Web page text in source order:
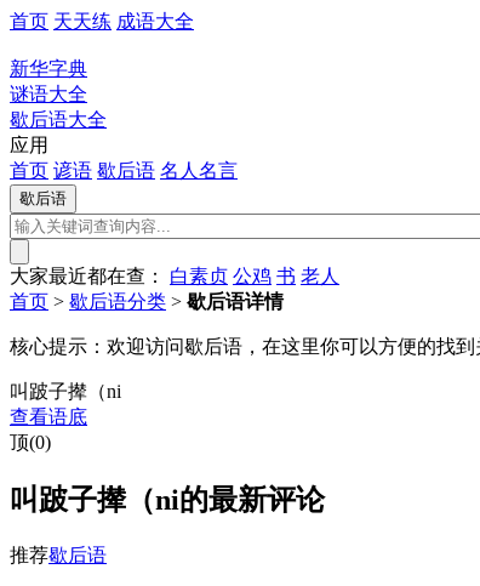
首页 天天练 成语大全
新华字典
谜语大全
歇后语大全
应用
首页 谚语 歇后语 名人名言
大家最近都在查： 白素贞 公鸡 书 老人
首页 > 歇后语分类 > 歇后语详情
核心提示： 欢迎访问歇后语，在这里你可以方便的找
叫跛子撵（ni
查看语底
顶(0)
叫跛子撵（ni的最新评论
推荐歇后语